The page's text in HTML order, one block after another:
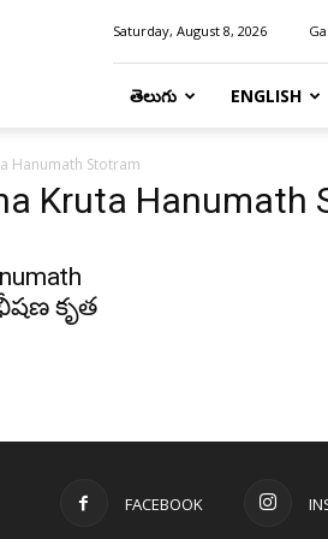
Saturday, August 8, 2026
తెలుగు ENGLISH
Hanumath Stotram
Kruta Hanumath
కృత
FACEBOOK